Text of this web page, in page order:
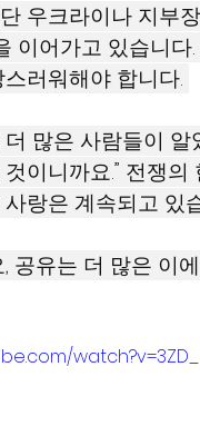
우크라이나 지부
이어가고 있습니
러워해야 합니다.
많은 사람들이
이니까요.” 전쟁
랑은 계속되고 있
공유는 더 많은 이